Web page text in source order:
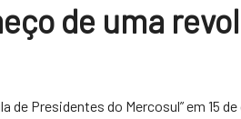
de uma
de Presidentes do Mercosul” em 15